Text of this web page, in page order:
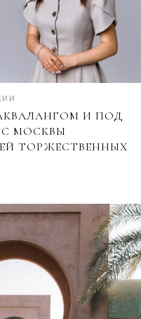
И ПОД
МОСКВЫ
ТОРЖЕСТВЕННЫХ